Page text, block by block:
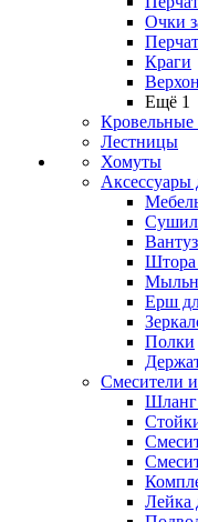
Очки
Краги
Ещё 1
Кровельные
Лестницы
Хомуты
Аксессуары
Вантуз
Штора
Ерш
Полки
Смесители
Шланг
Лейка